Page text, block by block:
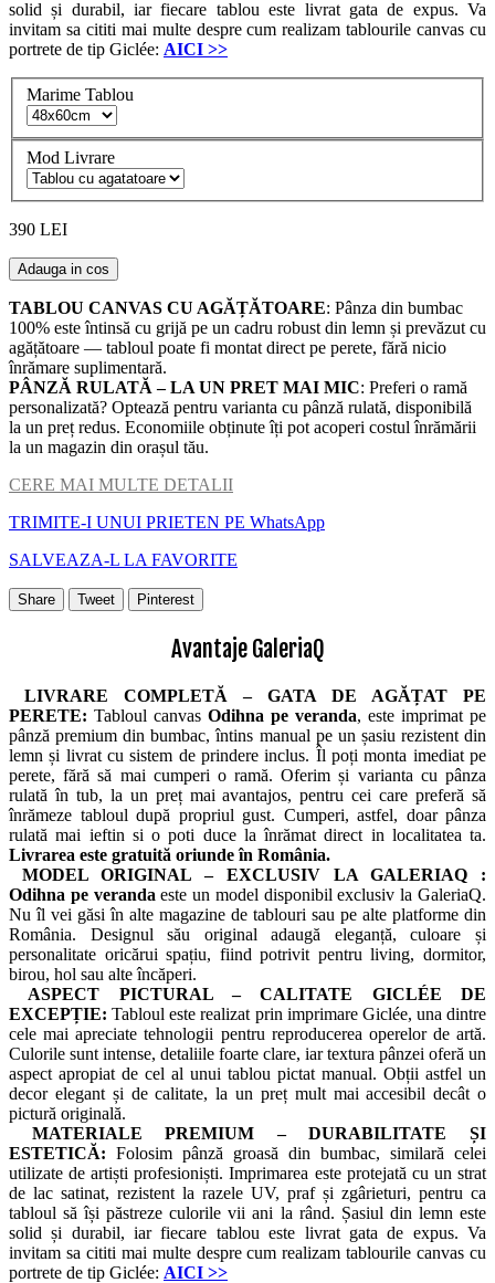
solid și durabil, iar fiecare tablou este livrat gata de expus. Va
invitam sa cititi mai multe despre cum realizam tablourile canvas cu
portrete de tip Giclée: AICI >>
Marime Tablou
Mod Livrare
390 LEI
Adauga in cos
TABLOU CANVAS CU AGĂȚĂTOARE: Pânza din bumbac
100% este întinsă cu grijă pe un cadru robust din lemn și prevăzut cu
agățătoare — tabloul poate fi montat direct pe perete, fără nicio
înrămare suplimentară.
PÂNZĂ RULATĂ – LA UN PRET MAI MIC: Preferi o ramă
personalizată? Optează pentru varianta cu pânză rulată, disponibilă
la un preț redus. Economiile obținute îți pot acoperi costul înrămării
la un magazin din orașul tău.
CERE MAI MULTE DETALII
TRIMITE-I UNUI PRIETEN PE WhatsApp
SALVEAZA-L LA FAVORITE
Share Tweet Pinterest
Avantaje GaleriaQ
LIVRARE COMPLETĂ – GATA DE AGĂȚAT PE
PERETE: Tabloul canvas Odihna pe veranda, este imprimat pe
pânză premium din bumbac, întins manual pe un șasiu rezistent din
lemn și livrat cu sistem de prindere inclus. Îl poți monta imediat pe
perete, fără să mai cumperi o ramă. Oferim și varianta cu pânza
rulată în tub, la un preț mai avantajos, pentru cei care preferă să
înrămeze tabloul după propriul gust. Cumperi, astfel, doar pânza
rulată mai ieftin si o poti duce la înrămat direct in localitatea ta.
Livrarea este gratuită oriunde în România.
MODEL ORIGINAL – EXCLUSIV LA GALERIAQ :
Odihna pe veranda este un model disponibil exclusiv la GaleriaQ.
Nu îl vei găsi în alte magazine de tablouri sau pe alte platforme din
România. Designul său original adaugă eleganță, culoare și
personalitate oricărui spațiu, fiind potrivit pentru living, dormitor,
birou, hol sau alte încăperi.
ASPECT PICTURAL – CALITATE GICLÉE DE
EXCEPȚIE: Tabloul este realizat prin imprimare Giclée, una dintre
cele mai apreciate tehnologii pentru reproducerea operelor de artă.
Culorile sunt intense, detaliile foarte clare, iar textura pânzei oferă un
aspect apropiat de cel al unui tablou pictat manual. Obții astfel un
decor elegant și de calitate, la un preț mult mai accesibil decât o
pictură originală.
MATERIALE PREMIUM – DURABILITATE ȘI
ESTETICĂ: Folosim pânză groasă din bumbac, similară celei
utilizate de artiști profesioniști. Imprimarea este protejată cu un strat
de lac satinat, rezistent la razele UV, praf și zgârieturi, pentru ca
tabloul să își păstreze culorile vii ani la rând. Șasiul din lemn este
solid și durabil, iar fiecare tablou este livrat gata de expus. Va
invitam sa cititi mai multe despre cum realizam tablourile canvas cu
portrete de tip Giclée: AICI >>